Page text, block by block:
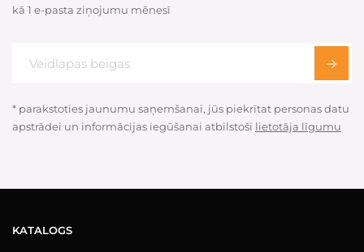
kā 1 e-pasta ziņojumu mēnesī
* parakstoties jaunumu saņemšanai, jūs piekrītat personas datu
apstrādei un informācijas iegūšanai atbilstoši lietotāja līgumu
KATALOGS